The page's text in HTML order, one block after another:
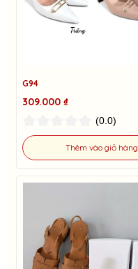
G94
309.000 ₫
(0.0)
Thêm vào giỏ hàng